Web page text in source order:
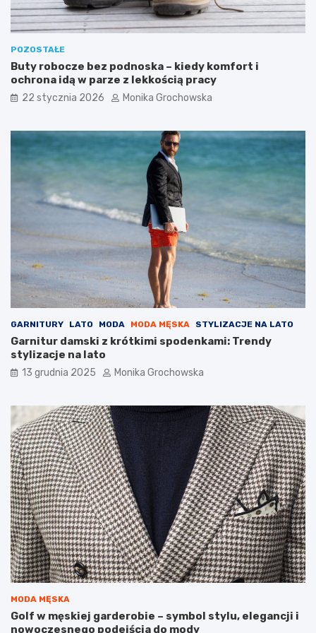
w
p
o
w
a
d
ć
g
o
t
p
e
l
ę
g
a
y
j
n
e
j
?
z
y
POZOSTAŁE
Buty robocze bez podnoska – kiedy komfort i
ochrona idą w parze z lekkością pracy
22 stycznia 2026 Monika Grochowska
GARNITURY LATO MODA MODA MĘSKA STYLIZACJE NA LATO
Garnitur damski z krótkimi spodenkami: Trendy
stylizacje na lato
13 grudnia 2025 Monika Grochowska
MODA MĘSKA
Golf w męskiej garderobie – symbol stylu, elegancji i
nowoczesnego podejścia do mody